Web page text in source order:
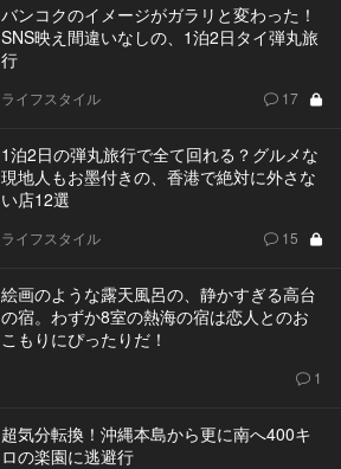
バンコクのイメージがガラリと変わった！
SNS映え間違いなしの、1泊2日タイ弾丸旅
行
ライフスタイル 17
1泊2日の弾丸旅行で全て回れる？グルメな
現地人もお墨付きの、香港で絶対に外さな
い店12選
ライフスタイル 15
絵画のような露天風呂の、静かすぎる高台
の宿。わずか8室の熱海の宿は恋人とのお
こもりにぴったりだ！
1
超気分転換！沖縄本島から更に南へ400キ
ロの楽園に逃避行